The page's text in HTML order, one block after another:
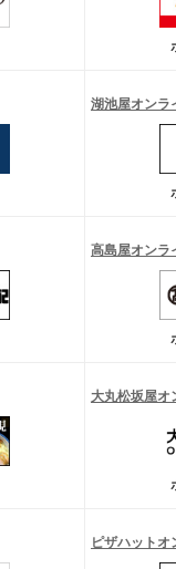
湖池屋オンラ
高島屋オンラ
大丸松坂屋オ
ピザハットオ